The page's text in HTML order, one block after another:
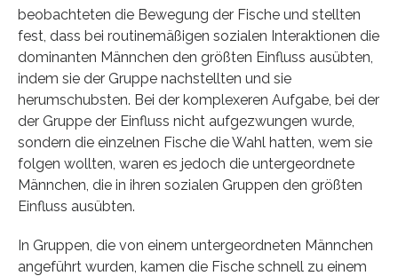
beobachteten die Bewegung der Fische und stellten
fest, dass bei routinemäßigen sozialen Interaktionen die
dominanten Männchen den größten Einfluss ausübten,
indem sie der Gruppe nachstellten und sie
herumschubsten. Bei der komplexeren Aufgabe, bei der
der Gruppe der Einfluss nicht aufgezwungen wurde,
sondern die einzelnen Fische die Wahl hatten, wem sie
folgen wollten, waren es jedoch die untergeordnete
Männchen, die in ihren sozialen Gruppen den größten
Einfluss ausübten.
In Gruppen, die von einem untergeordneten Männchen
angeführt wurden, kamen die Fische schnell zu einem